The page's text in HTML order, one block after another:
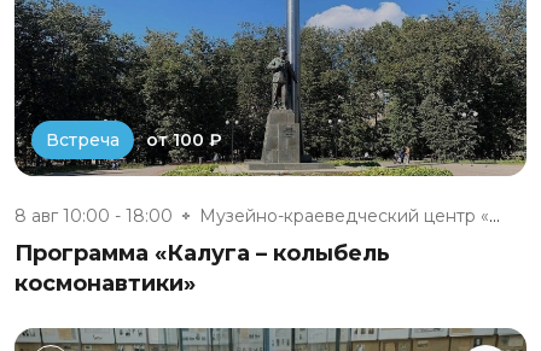
Встреча от 100 ₽
8 авг 10:00 - 18:00 Музейно-краеведческий центр «Д...
Программа «Калуга – колыбель
космонавтики»